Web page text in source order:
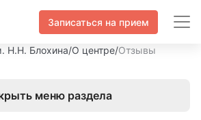
Записаться на прием
Н.Н. Блохина/О центре/Отзывы
меню раздела